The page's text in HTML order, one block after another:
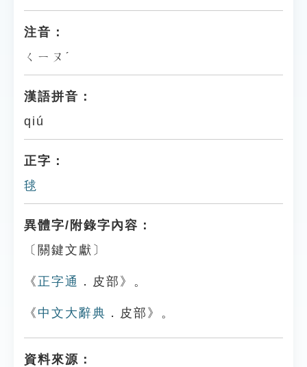
注音：
ㄑㄧㄡˊ
漢語拼音：
qiú
正字：
毬
異體字/附錄字內容：
〔關鍵文獻〕
《 正字通 ．皮部》。
《 中文大辭典 ．皮部》。
資料來源：